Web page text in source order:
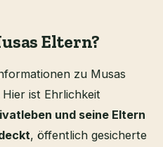
Eltern?
zu Musas
ist Ehrlichkeit
und seine Eltern
, öffentlich gesicherte